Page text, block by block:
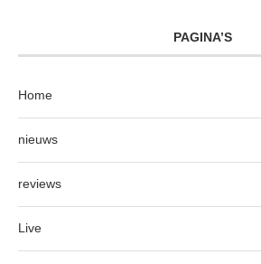
PAGINA’S
Home
nieuws
reviews
Live